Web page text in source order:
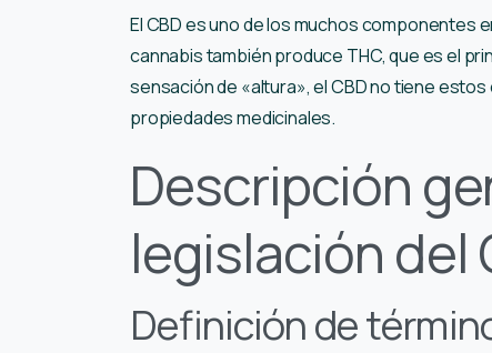
El CBD es uno de los muchos componentes
cannabis también produce THC, que es el
sensación de «altura», el CBD no tiene
propiedades medicinales.
Descripción
legislación del
Definición de